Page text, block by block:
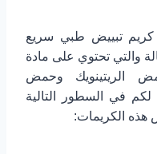
كريم تبييض طبي سريع
والتي تحتوي على مادة
الريتينويك وحمض
في السطور التالية
هذه الكريمات: